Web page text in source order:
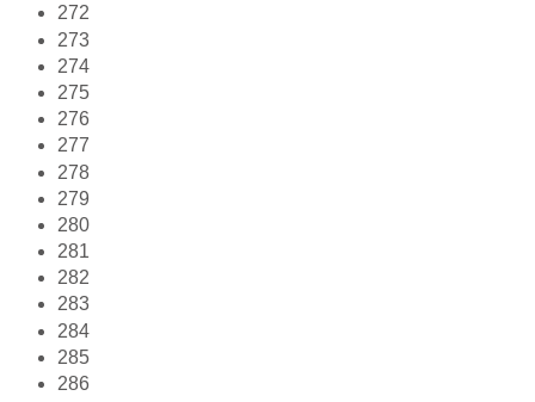
272
273
274
275
276
277
278
279
280
281
282
283
284
285
286